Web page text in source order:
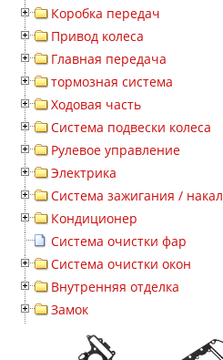
Коробка передач
Привод колеса
Главная передача
тормозная система
Ходовая часть
Система подвески колеса
Рулевое управление
Электрика
Система зажигания /
Кондиционер
Система очистки фар
Система очистки окон
Внутренняя отделка
Замок